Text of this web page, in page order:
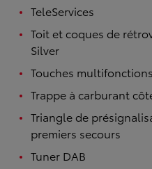
TeleServices
Toit et coques de
Silver
Touches
Trappe à carburant
Triangle de
premiers secours
Tuner DAB